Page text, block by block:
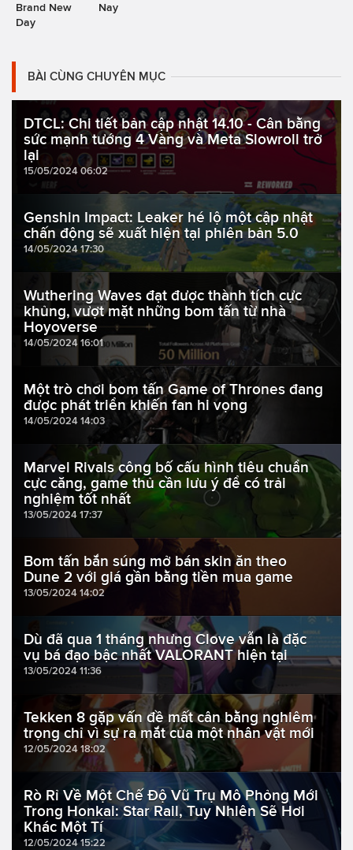
Brand New
Day
Nay
BÀI CÙNG CHUYÊN MỤC
DTCL: Chi tiết bản cập nhật 14.10 - Cân bằng
sức mạnh tướng 4 Vàng và Meta Slowroll trở
lại
15/05/2024 06:02
Genshin Impact: Leaker hé lộ một cập nhật
chấn động sẽ xuất hiện tại phiên bản 5.0
14/05/2024 17:30
Wuthering Waves đạt được thành tích cực
khủng, vượt mặt những bom tấn từ nhà
Hoyoverse
14/05/2024 16:01
Một trò chơi bom tấn Game of Thrones đang
được phát triển khiến fan hi vọng
14/05/2024 14:03
Marvel Rivals công bố cấu hình tiêu chuẩn
cực căng, game thủ cần lưu ý để có trải
nghiệm tốt nhất
13/05/2024 17:37
Bom tấn bắn súng mở bán skin ăn theo
Dune 2 với giá gần bằng tiền mua game
13/05/2024 14:02
Dù đã qua 1 tháng nhưng Clove vẫn là đặc
vụ bá đạo bậc nhất VALORANT hiện tại
13/05/2024 11:36
Tekken 8 gặp vấn đề mất cân bằng nghiêm
trọng chỉ vì sự ra mắt của một nhân vật mới
12/05/2024 18:02
Rò Rỉ Về Một Chế Độ Vũ Trụ Mô Phỏng Mới
Trong Honkai: Star Rail, Tuy Nhiên Sẽ Hơi
Khác Một Tí
12/05/2024 15:22